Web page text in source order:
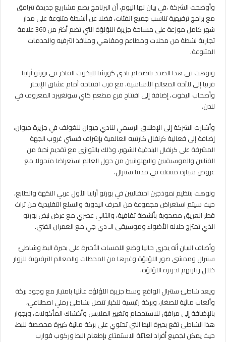
وأوضحت الشركة ،في بيان لها اليوم، أن البرنامج يضم مشاريع جديدة تترافق
مع برامج ترفيهية تناسب جميع الفئات، فضلا عن أنشطة متنوعة على مدار
شهر كامل موزعة على مساحة جزيرة اللؤلؤة التي تضم أكثر من 360 علامة
تجارية نشطة من محلات ومطاعم ومقاهي ومنافذ الترفيه والخدمات
المتنوعة.
ونوهت في هذا الصدد بانضمام نادي كورنثيا لليخوت الفاخر في بورتو أرابيا
قريبا إلى لائحة المعالم الأساسية، مع قرب افتتاحه أمام عشاق الإبحار
وأصحاب اليخوت، إضافة إلى افتتاح فرع مطعم كاي سونغبيرد المعروف في
لندن.
وأشارت الشركة إلى الإطلاق الرسمي لنادي جيوان للغولف في جزيرة جيوان،
إضافة إلى فعالية كرنفال كارتييه العالمية بإشراف فستي غروب الجهة
المشرفة على كرنفال البندقية الشهير، وذلك بالتوازي مع تقديم نخبة من
الفنانين والموسيقيين والبهلوانيين من حول العالم استعراضا متجولا مع
عروض سيارة متنقلة في مدينا سنترال.
ونوهت بتنظيم نموذجين احتفاليين في بورتو أرابيا الأول عربي النكهة والطابع،
حيث سيتم استعراض مجموعة من الحرف اليدوية والسلع التقليدية من تراث
قطر العريق مصحوبة بأنشطة ثقافية، والثاني عصري مع عرض نبض بورتو
الذي تمتزج خلاله الأضواء وموسيقى الـ دي جي مع العمران الفني.
وأضاف البيان أنه يجري حاليا وضع اللمسات الأخيرة على بحيرة البط وشاطئ
سنترال وممشى صور اللؤلؤة وغيرها من المحطات والمعالم الترفيهية للزوار
خلال زيارتهم لجزيرة اللؤلؤة.
ويعد شاطئ سنترال الواقع وسط جزيرة اللؤلؤة عائليا بامتياز مع وجود بركة
وألعاب مائية للصغار، وبركة رئيسية للكبار تتصل بشاطئ رملي اصطناعي،
بالإضافة إلى مرافق للاستحمام وتغيير الملابس وأكشاك المأكولات، وبجوار
هذا الشاطئ تقع بحيرة البط التي تحتوي على بركة مائية كبيرة مخصصة للبط،
حيث يمكن لجميع أفراد لعائلة الاستمتاع بإطعام البط وركوب قوارب